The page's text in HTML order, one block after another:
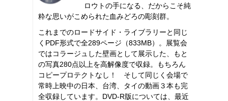
ロウトの手になる、だからこそ純
粋な思いがこめられた血みどろの彫刻群。
これまでのロードサイド・ライブラリーと同じ
くPDF形式で全289ページ（833MB）。展覧会
ではコラージュした壁画として展示した、もと
の写真280点以上を高解像度で収録。もちろん
コピープロテクトなし！ そして同じく会場で
常時上映中の日本、台湾、タイの動画３本も完
全収録しています。DVD-R版については、最近